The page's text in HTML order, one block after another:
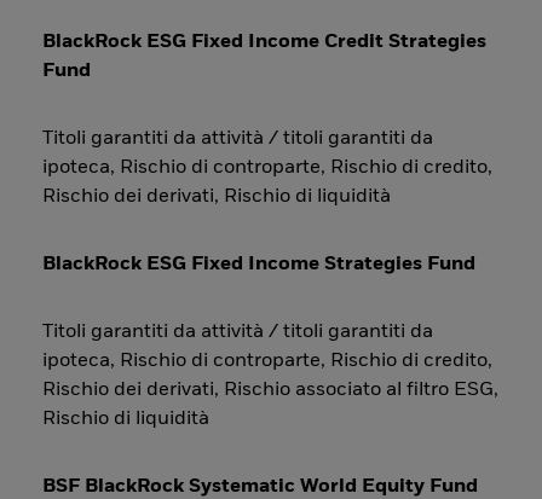
BlackRock ESG Fixed Income Credit Strategies
Fund
Titoli garantiti da attività / titoli garantiti da
ipoteca, Rischio di controparte, Rischio di credito,
Rischio dei derivati, Rischio di liquidità
BlackRock ESG Fixed Income Strategies Fund
Titoli garantiti da attività / titoli garantiti da
ipoteca, Rischio di controparte, Rischio di credito,
Rischio dei derivati, Rischio associato al filtro ESG,
Rischio di liquidità
BSF BlackRock Systematic World Equity Fund